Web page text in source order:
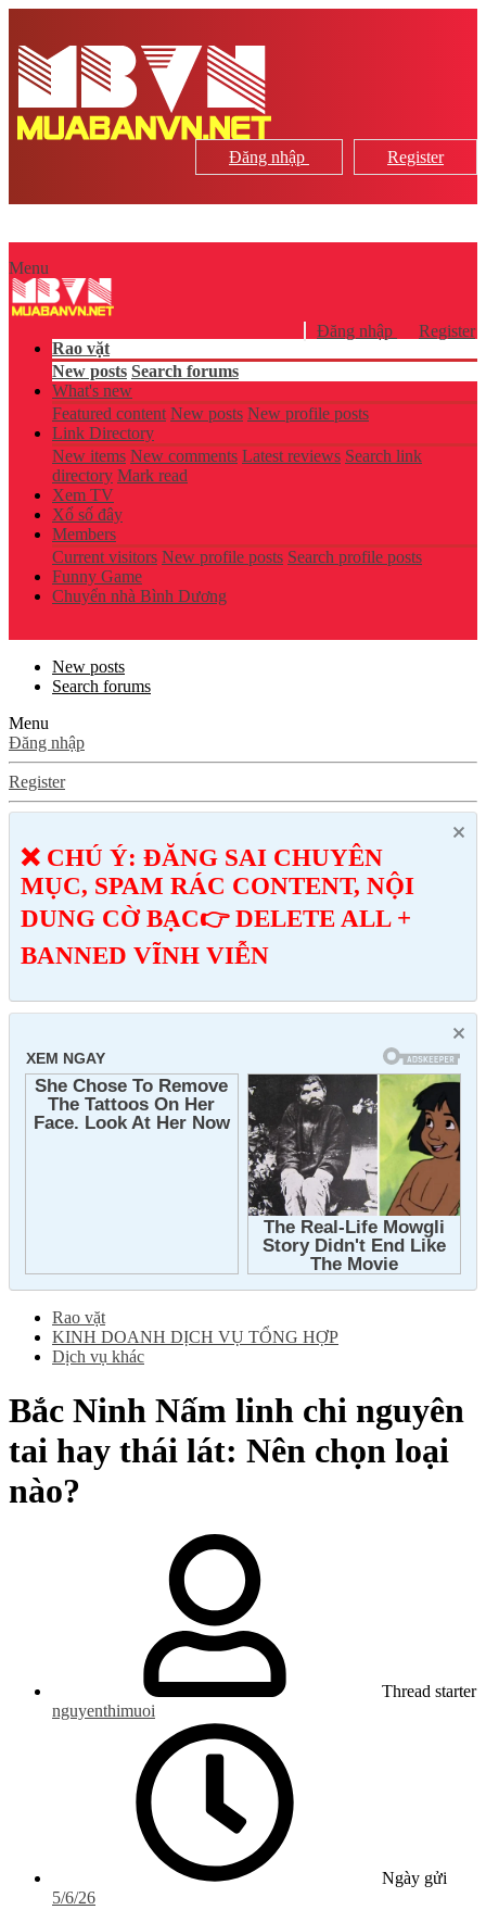
Đăng nhập Register
Menu
Đăng nhập
Register
Rao vặt
New posts Search forums
What's new
Featured content New posts New profile posts
Link Directory
New items New comments Latest reviews Search link
directory Mark read
Xem TV
Xổ số đây
Members
Current visitors New profile posts Search profile posts
Funny Game
Chuyển nhà Bình Dương
New posts
Search forums
Menu
Đăng nhập
Register
❌ CHÚ Ý: ĐĂNG SAI CHUYÊN
MỤC, SPAM RÁC CONTENT, NỘI
DUNG CỜ BẠC👉 DELETE ALL +
BANNED VĨNH VIỄN
Rao vặt
KINH DOANH DỊCH VỤ TỔNG HỢP
Dịch vụ khác
Bắc Ninh Nấm linh chi nguyên
tai hay thái lát: Nên chọn loại
nào?
Thread starter
nguyenthimuoi
Ngày gửi
5/6/26